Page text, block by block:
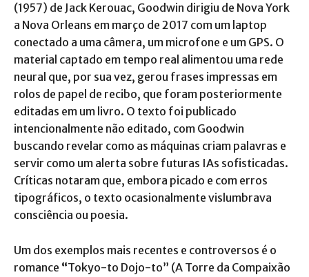
(1957) de Jack Kerouac, Goodwin dirigiu de Nova York
a Nova Orleans em março de 2017 com um laptop
conectado a uma câmera, um microfone e um GPS. O
material captado em tempo real alimentou uma rede
neural que, por sua vez, gerou frases impressas em
rolos de papel de recibo, que foram posteriormente
editadas em um livro. O texto foi publicado
intencionalmente não editado, com Goodwin
buscando revelar como as máquinas criam palavras e
servir como um alerta sobre futuras IAs sofisticadas.
Críticas notaram que, embora picado e com erros
tipográficos, o texto ocasionalmente vislumbrava
consciência ou poesia.
Um dos exemplos mais recentes e controversos é o
romance “Tokyo-to Dojo-to” (A Torre da Compaixão